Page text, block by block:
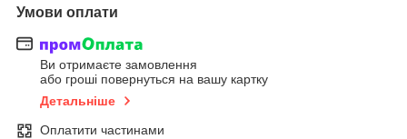
Умови оплати
Ви отримаєте замовлення
або гроші повернуться на вашу картку
Детальніше
Оплатити частинами